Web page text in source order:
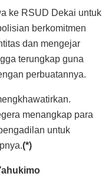
ke RSUD Dekai untuk
berkomitmen
dan mengejar
terungkap guna
perbuatannya.
menangkap para
untuk
(*)